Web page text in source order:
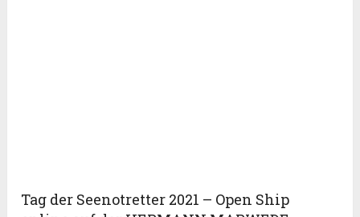
Tag der Seenotretter 2021 – Open Ship